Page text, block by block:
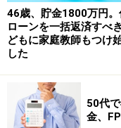
46歳、貯金1800万円。
ローンを一括返済すべ
どもに家庭教師もつけ
した
50代
金、